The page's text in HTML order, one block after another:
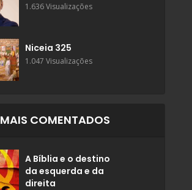
1.636 Visualizações
Niceia 325
1.047 Visualizações
MAIS COMENTADOS
A Bíblia e o destino
da esquerda e da
direita